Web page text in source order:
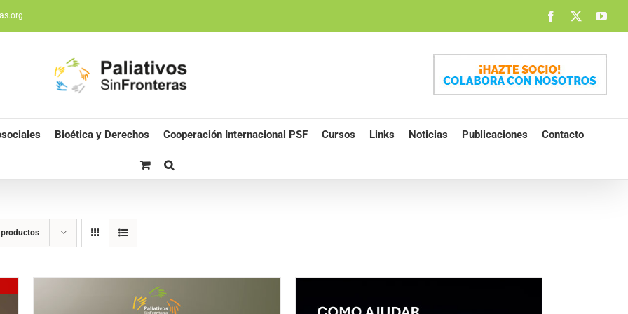
Facebook
Bioética y Derechos Cooperación Internacional PSF Cursos Links Noticias Publicaciones Contacto